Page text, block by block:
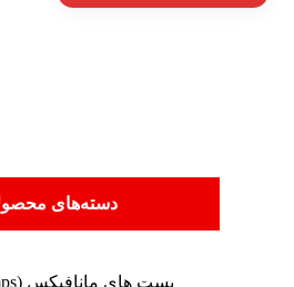
دسته‌های
بست های مانافیکس (Manafix Clamps)